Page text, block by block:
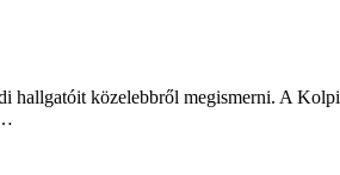
közelebbről megismerni. A